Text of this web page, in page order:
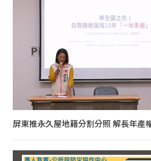
屏東推永久屋地籍分割分照 解長年產